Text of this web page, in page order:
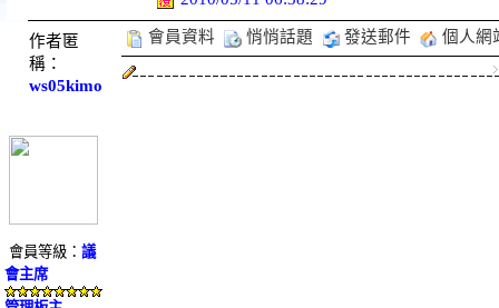
作者匿
稱：
ws05kimo
會員等級： 議
會主席
會員資料 悄悄話題 發送郵件 個人網